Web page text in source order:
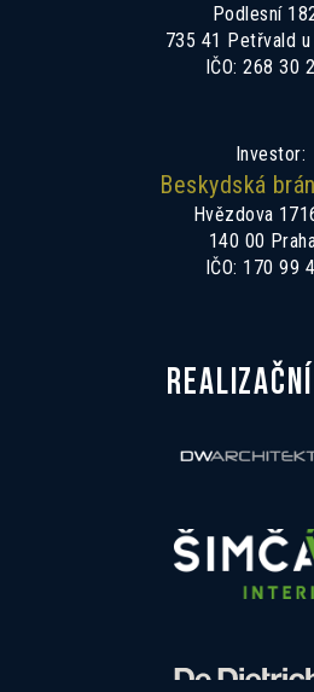
Podlesní
735 41 Petřvald u
IČO: 268 30
Investor:
Beskydská
Hvězdova
140 00
IČO: 170 99